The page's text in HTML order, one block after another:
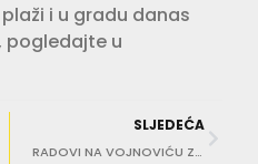
i u gradu danas
pogledajte u
SLJEDEĆA
RADOVI NA VOJNOVIĆU Zatvara se dio prometnog traka, uvodi se nova regulacija